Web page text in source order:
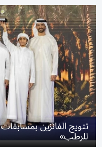
تتويج الفائزين
للرطب»